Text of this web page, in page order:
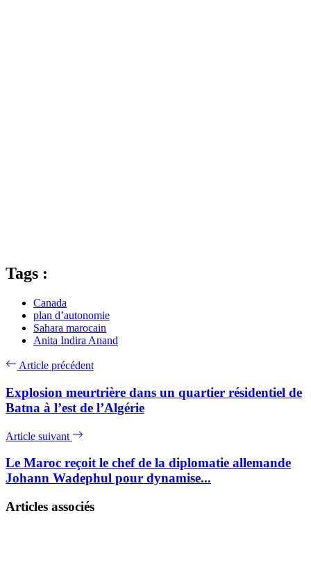
Tags :
Canada
plan d’autonomie
Sahara marocain
Anita Indira Anand
Article précédent
Explosion meurtrière dans un quartier résidentiel de
Batna à l’est de l’Algérie
Article suivant
Le Maroc reçoit le chef de la diplomatie allemande
Johann Wadephul pour dynamise...
Articles associés